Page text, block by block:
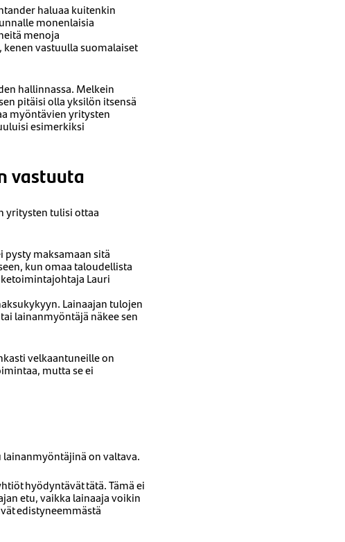
haluaa kuitenkin
monenlaisia
menoja
vastuulla suomalaiset
hallinnassa. Melkein
pitäisi olla yksilön itsensä
myöntävien yritysten
esimerkiksi
vastuuta
yritysten tulisi ottaa
maksamaan sitä
kun omaa taloudellista
Lauri
Lainaajan tulojen
lainanmyöntäjä näkee sen
velkaantuneille on
mutta se ei
on valtava.
hyödyntävät tätä. Tämä ei
etu, vaikka lainaaja voikin
edistyneemmästä